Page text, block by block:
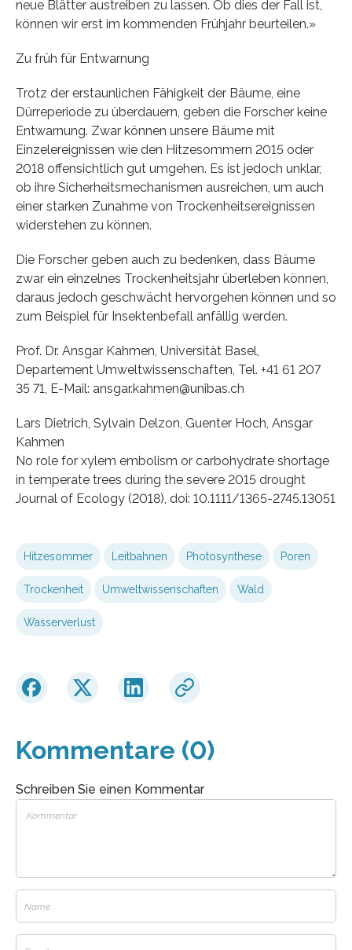
neue Blätter austreiben zu lassen. Ob dies der Fall ist,
können wir erst im kommenden Frühjahr beurteilen.»
Zu früh für Entwarnung
Trotz der erstaunlichen Fähigkeit der Bäume, eine
Dürreperiode zu überdauern, geben die Forscher keine
Entwarnung. Zwar können unsere Bäume mit
Einzelereignissen wie den Hitzesommern 2015 oder
2018 offensichtlich gut umgehen. Es ist jedoch unklar,
ob ihre Sicherheitsmechanismen ausreichen, um auch
einer starken Zunahme von Trockenheitsereignissen
widerstehen zu können.
Die Forscher geben auch zu bedenken, dass Bäume
zwar ein einzelnes Trockenheitsjahr überleben können,
daraus jedoch geschwächt hervorgehen können und so
zum Beispiel für Insektenbefall anfällig werden.
Prof. Dr. Ansgar Kahmen, Universität Basel,
Departement Umweltwissenschaften, Tel. +41 61 207
35 71, E-Mail: ansgar.kahmen@unibas.ch
Lars Dietrich, Sylvain Delzon, Guenter Hoch, Ansgar
Kahmen
No role for xylem embolism or carbohydrate shortage
in temperate trees during the severe 2015 drought
Journal of Ecology (2018), doi: 10.1111/1365-2745.13051
Hitzesommer Leitbahnen Photosynthese Poren
Trockenheit Umweltwissenschaften Wald
Wasserverlust
Kommentare (0)
Schreiben Sie einen Kommentar